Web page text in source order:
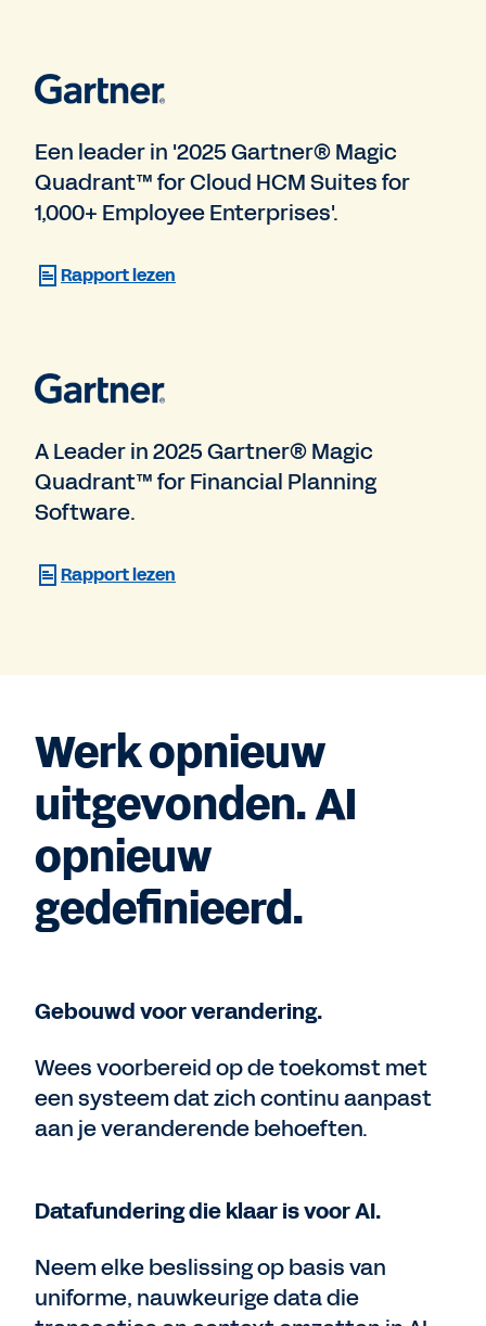
Een leader in '2025 Gartner® Magic
Quadrant™ for Cloud HCM Suites for
1,000+ Employee Enterprises'.
Rapport lezen
A Leader in 2025 Gartner® Magic
Quadrant™ for Financial Planning
Software.
Rapport lezen
Werk opnieuw
uitgevonden. AI
opnieuw
gedefinieerd.
Gebouwd voor verandering.
Wees voorbereid op de toekomst met
een systeem dat zich continu aanpast
aan je veranderende behoeften.
Datafundering die klaar is voor AI.
Neem elke beslissing op basis van
uniforme, nauwkeurige data die